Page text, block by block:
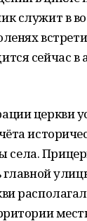
служит в
сейчас
церкви
главной